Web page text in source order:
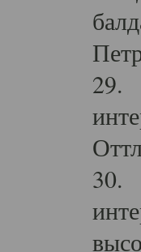
29.
30.